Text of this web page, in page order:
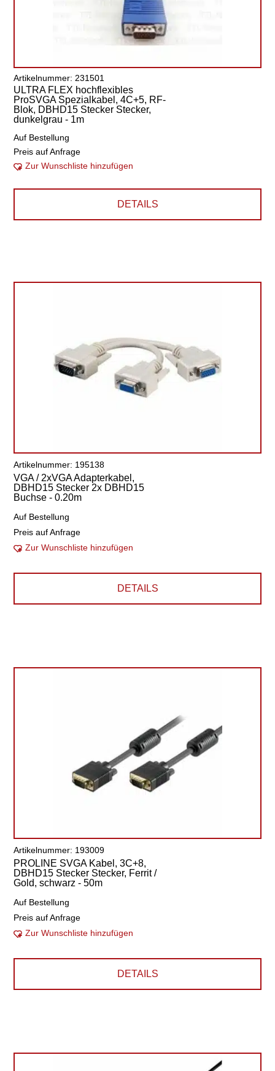
Artikelnummer: 231501
ULTRA FLEX hochflexibles
ProSVGA Spezialkabel, 4C+5, RF-
Blok, DBHD15 Stecker Stecker,
dunkelgrau - 1m
Auf Bestellung
Preis auf Anfrage
Zur Wunschliste hinzufügen
DETAILS
Artikelnummer: 195138
VGA / 2xVGA Adapterkabel,
DBHD15 Stecker 2x DBHD15
Buchse - 0.20m
Auf Bestellung
Preis auf Anfrage
Zur Wunschliste hinzufügen
DETAILS
Artikelnummer: 193009
PROLINE SVGA Kabel, 3C+8,
DBHD15 Stecker Stecker, Ferrit /
Gold, schwarz - 50m
Auf Bestellung
Preis auf Anfrage
Zur Wunschliste hinzufügen
DETAILS